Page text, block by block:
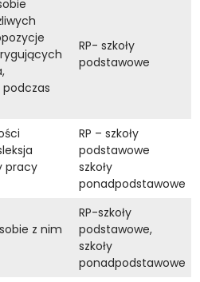
RP- szkoły
podstawowe
pracy
RP – szkoły
podstawowe
szkoły
ponadpodstawowe
z nim
RP-szkoły
podstawowe,
szkoły
ponadpodstawowe